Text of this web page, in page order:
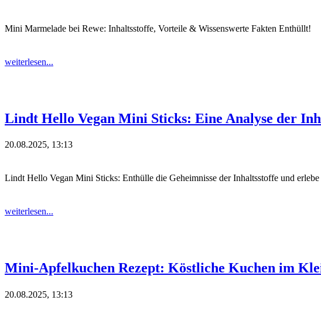
Mini Marmelade bei Rewe: Inhaltsstoffe, Vorteile & Wissenswerte Fakten Enthüllt!
weiterlesen...
Lindt Hello Vegan Mini Sticks: Eine Analyse der
20.08.2025, 13:13
Lindt Hello Vegan Mini Sticks: Enthülle die Geheimnisse der Inhaltsstoffe und erlebe
weiterlesen...
Mini-Apfelkuchen Rezept: Köstliche Kuchen im
20.08.2025, 13:13